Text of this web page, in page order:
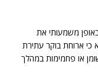
משמעותי את
כי ארוחת בוקר עתירת
או פחמימות במהלך